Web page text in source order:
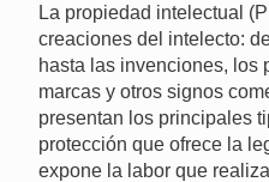
La propiedad intelectual
creaciones del intelecto:
hasta las invenciones, los
marcas y otros signos
presentan los principales
protección que ofrece la
expone la labor que